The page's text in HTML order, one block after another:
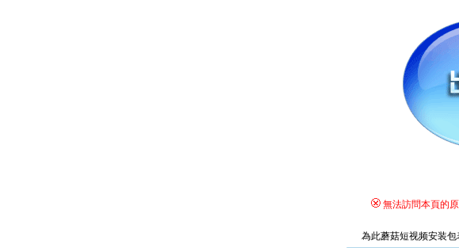
無法訪問本頁的原因
為此蘑菇短视频安装包表